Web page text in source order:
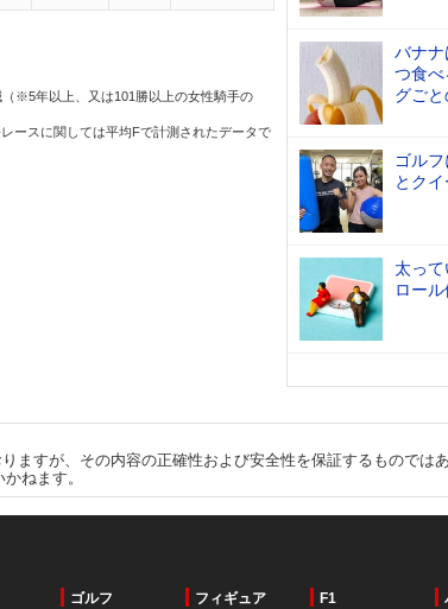
（※5年以上、又は101勝以上の女性騎手の
ースに関しては平均Fで計測されたデータで
バナ
つ食
グごと
ゴル
とク
太っ
ロー
ますが、その内容の正確性および安全性を保証するものでは
ねます。
ゴルフ フィギュア F1